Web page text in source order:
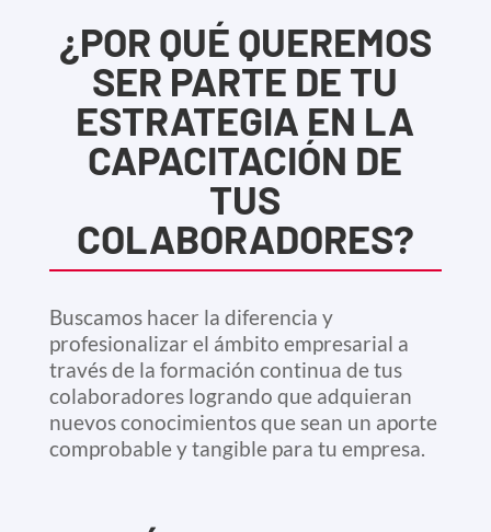
¿POR QUÉ QUEREMOS
SER PARTE DE TU
ESTRATEGIA EN LA
CAPACITACIÓN DE
TUS
COLABORADORES?
Buscamos hacer la diferencia y
profesionalizar el ámbito empresarial a
través de la formación continua de tus
colaboradores logrando que adquieran
nuevos conocimientos que sean un aporte
comprobable y tangible para tu empresa.